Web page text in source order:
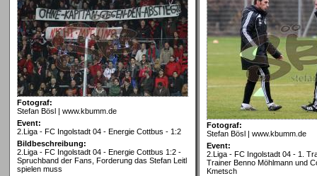
Fotograf:
Stefan Bösl | www.kbumm.de
Event:
2.Liga - FC Ingolstadt 04 - Energie Cottbus - 1:2
Bildbeschreibung:
2.Liga - FC Ingolstadt 04 - Energie Cottbus 1:2 -
Spruchband der Fans, Forderung das Stefan Leitl
spielen muss
Fotograf:
Stefan Bösl | www.kbumm.de
Event:
2.Liga - FC Ingolstadt 04 - 1.
Trainer Benno Möhlmann und
Kmetsch